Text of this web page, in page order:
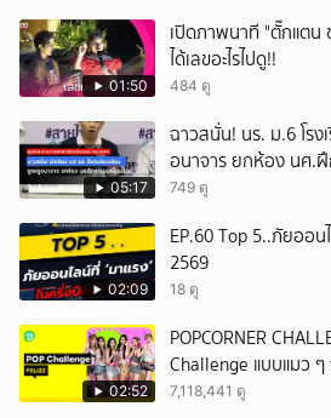
01:50
เปิดภาพนาที "ตั๊กแตน
ได้เลขอะไรไปดู!!
484 ดู
05:17
ฉาวสนั่น! นร. ม.6 โร
อนาจาร ยกห้อง นศ.
749 ดู
02:09
EP.60 Top 5..ภัยออน
2569
18 ดู
02:52
POPCORNER
Challenge แบบแมว ๆ
7,118,441 ดู